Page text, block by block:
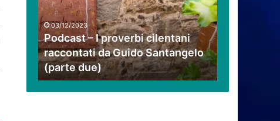
cilentani
raccontati
da
Guido
Santangelo
(parte
due)
03/12/2023
Podcast – I proverbi cilentani
raccontati da Guido Santangelo
(parte due)